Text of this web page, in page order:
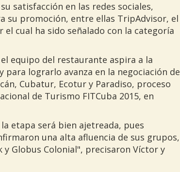
satisfacción en las redes sociales,
su promoción, entre ellas TripAdvisor, el
cual ha sido señalado con la categoría
equipo del restaurante aspira a la
para lograrlo avanza en la negociación de
Cubatur, Ecotur y Paradiso, proceso
de Turismo FITCuba 2015, en
etapa será bien ajetreada, pues
una alta afluencia de sus grupos,
Globus Colonial", precisaron Víctor y